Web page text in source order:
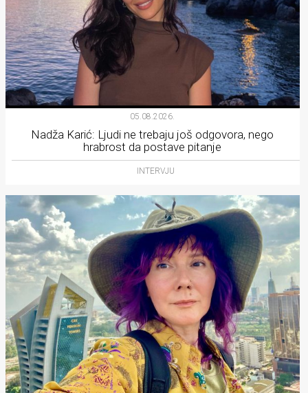
05.08.2026.
Nadža Karić: Ljudi ne trebaju još odgovora, nego
hrabrost da postave pitanje
INTERVJU